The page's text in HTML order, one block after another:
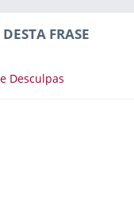
FRASE
Desculpas